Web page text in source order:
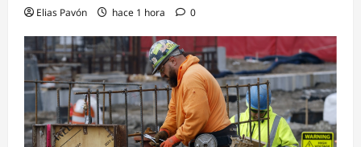
Elias Pavón hace 1 hora 0